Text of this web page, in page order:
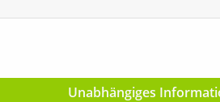
Unabhängiges